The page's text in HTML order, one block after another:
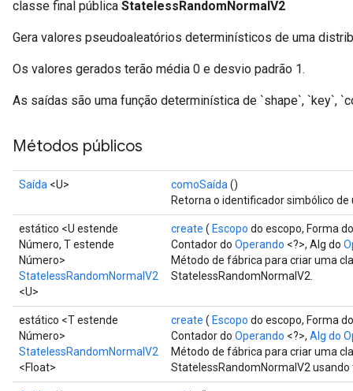
classe final pública StatelessRandomNormalV2
Gera valores pseudoaleatórios determinísticos de uma
Os valores gerados terão média 0 e desvio padrão 1.
As saídas são uma função determinística de `shape`, `key`,
Métodos públicos
Saída <U> comoSaída ()
Retorna o identificador simbólico de
estático <U estende
Número, T estende
Número>
StatelessRandomNormalV2
<U>
create ( Escopo do escopo, Forma
Contador do Operando <?>, Alg do
Método de fábrica para criar uma
StatelessRandomNormalV2.
estático <T estende
Número>
StatelessRandomNormalV2
<Float>
create ( Escopo do escopo, Forma
Contador do Operando <?>, Alg do
Método de fábrica para criar uma
StatelessRandomNormalV2 usando